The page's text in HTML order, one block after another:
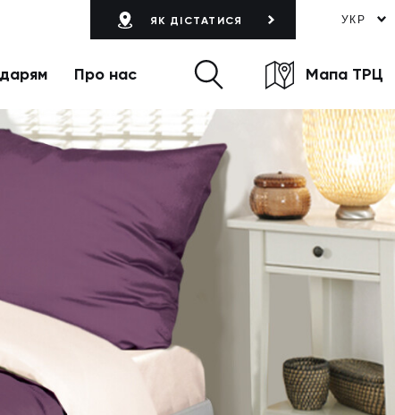
ЯК ДІСТАТИСЯ УКР
Про нас Мапа ТРЦ